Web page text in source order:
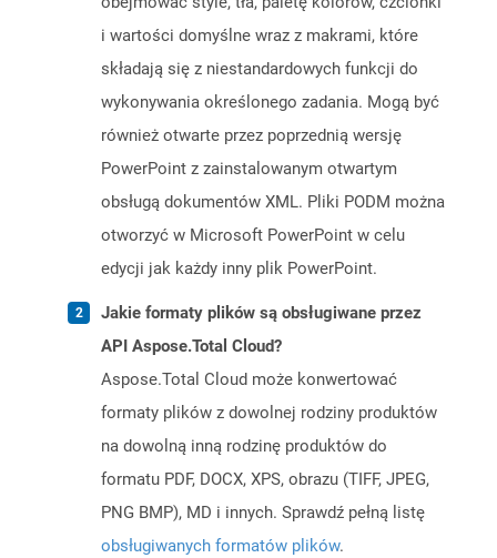
i wartości domyślne wraz z makrami, które
składają się z niestandardowych funkcji do
wykonywania określonego zadania. Mogą być
również otwarte przez poprzednią wersję
PowerPoint z zainstalowanym otwartym
obsługą dokumentów XML. Pliki PODM można
otworzyć w Microsoft PowerPoint w celu
edycji jak każdy inny plik PowerPoint.
Jakie formaty plików są obsługiwane przez
API Aspose.Total Cloud?
Aspose.Total Cloud może konwertować
formaty plików z dowolnej rodziny produktów
na dowolną inną rodzinę produktów do
formatu PDF, DOCX, XPS, obrazu (TIFF, JPEG,
PNG BMP), MD i innych. Sprawdź pełną listę
obsługiwanych formatów plików.